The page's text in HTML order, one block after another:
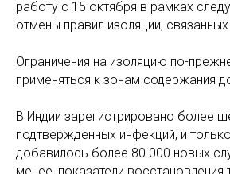
работу с 15 октября в рамках
отмены правил изоляции,
Ограничения на изоляцию по-
применяться к зонам содержания
В Индии зарегистрировано более
подтвержденных инфекций, и
добавилось более 80 000 новых